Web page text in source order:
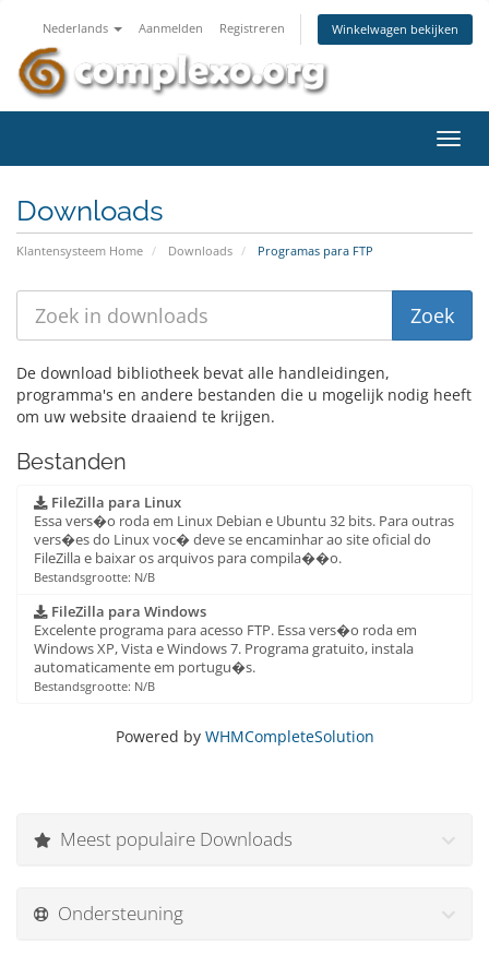
Nederlands Aanmelden Registreren Winkelwagen bekijken
in-/
Downloads
Klantensysteem Home Downloads Programas para FTP
De download bibliotheek bevat alle handleidingen,
programma's en andere bestanden die u mogelijk nodig heeft
om uw website draaiend te krijgen.
Bestanden
FileZilla para Linux
Essa vers�o roda em Linux Debian e Ubuntu 32 bits. Para outras
vers�es do Linux voc� deve se encaminhar ao site oficial do
FileZilla e baixar os arquivos para compila��o.
Bestandsgrootte: N/B
FileZilla para Windows
Excelente programa para acesso FTP. Essa vers�o roda em
Windows XP, Vista e Windows 7. Programa gratuito, instala
automaticamente em portugu�s.
Bestandsgrootte: N/B
Powered by WHMCompleteSolution
Meest populaire Downloads
Ondersteuning